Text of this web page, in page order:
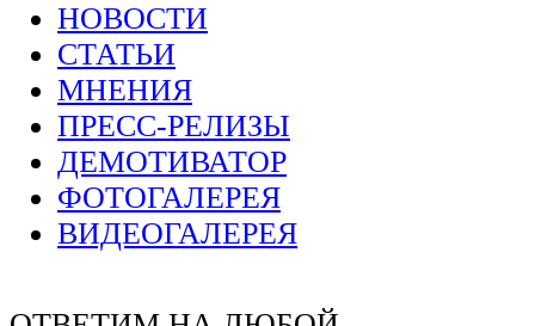
НОВОСТИ
СТАТЬИ
МНЕНИЯ
ПРЕСС-РЕЛИЗЫ
ДЕМОТИВАТОР
ФОТОГАЛЕРЕЯ
ВИДЕОГАЛЕРЕЯ